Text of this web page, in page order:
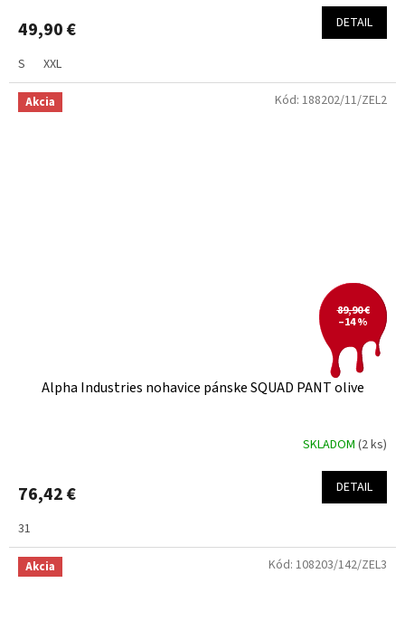
49,90 € DETAIL
S XXL
Akcia
89,90 €
–14 %
Alpha Industries nohavice pánske SQUAD PANT olive
SKLADOM (2 ks)
76,42 € DETAIL
31
Kód: 188202/11/ZEL2
Akcia Kód: 108203/142/ZEL3